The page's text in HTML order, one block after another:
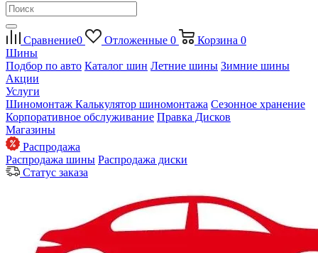
Сравнение0 Отложенные 0 Корзина 0
Шины
Подбор по авто Каталог шин Летние шины Зимние шины
Акции
Услуги
Шиномонтаж Калькулятор шиномонтажа Сезонное хранение
Корпоративное обслуживание Правка Дисков
Магазины
Распродажа
Распродажа шины Распродажа диски
Статус заказа